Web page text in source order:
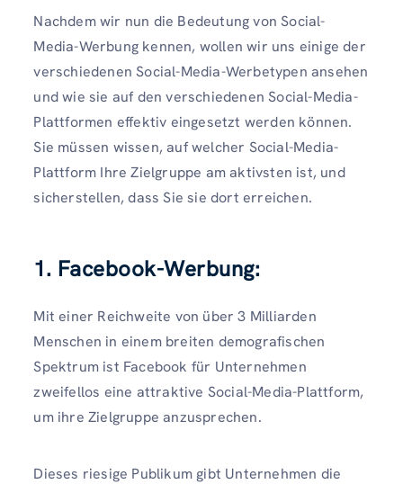
Nachdem wir nun die Bedeutung von Social-
Media-Werbung kennen, wollen wir uns einige der
verschiedenen Social-Media-Werbetypen ansehen
und wie sie auf den verschiedenen Social-Media-
Plattformen effektiv eingesetzt werden können.
Sie müssen wissen, auf welcher Social-Media-
Plattform Ihre Zielgruppe am aktivsten ist, und
sicherstellen, dass Sie sie dort erreichen.
1. Facebook-Werbung:
Mit einer Reichweite von über 3 Milliarden
Menschen in einem breiten demografischen
Spektrum ist Facebook für Unternehmen
zweifellos eine attraktive Social-Media-Plattform,
um ihre Zielgruppe anzusprechen.
Dieses riesige Publikum gibt Unternehmen die